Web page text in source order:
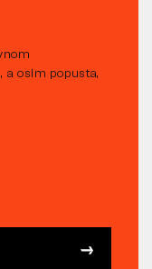
a osim popusta,